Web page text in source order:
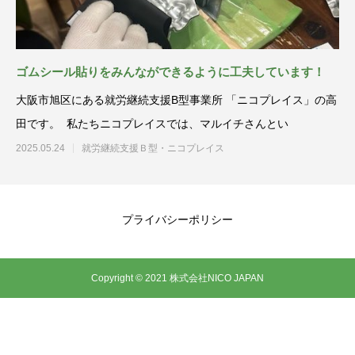
ゴムシール貼りをみんなができるように工夫しています！
大阪市旭区にある就労継続支援B型事業所 「ニコプレイス」の高
田です。 私たちニコプレイスでは、マルイチさんとい
2025.05.24 就労継続支援Ｂ型・ニコプレイス
プライバシーポリシー
Copyright © 2021 株式会社NICO JAPAN